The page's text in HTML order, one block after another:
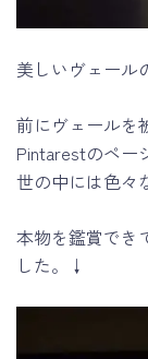
美しいヴェール
前にヴェールを
Pintarestのペ
世の中には色々
本物を鑑賞でき
した。↓